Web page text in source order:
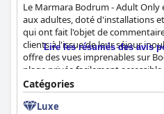
Le Marmara Bodrum - Adult
aux adultes, doté d'installations
qui ont fait l'objet de
clients à l'issue de leur séjour
offre des vues imprenables sur
plage privée facilement
sont exceptionnels et les clients
expérience à ne pas manquer.
joliment conçues sont
Lire les résumés des avis
Catégories
Luxe